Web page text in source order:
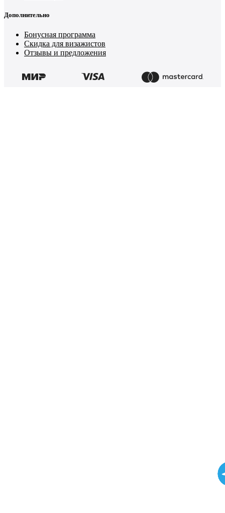
Дополнительно
Бонусная программа
Скидка для визажистов
Отзывы и предложения